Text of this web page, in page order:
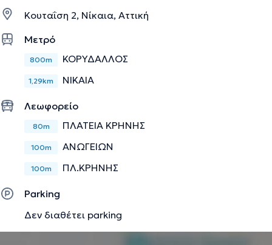
πιστά σύγχρονα και ενδεδειγμένα πρωτόκολλα
αντιμετώπισης.
επαληθευμένες πληροφορίες.
Κουταΐση 2, Νίκαια, Αττική
Μετρό
800m ΚΟΡΥΔΑΛΛΟΣ
1,29km ΝΙΚΑΙΑ
Λεωφορείο
80m ΠΛΑΤΕΙΑ ΚΡΗΝΗΣ
100m ΑΝΩΓΕΙΩΝ
100m ΠΛ.ΚΡΗΝΗΣ
Parking
Δεν διαθέτει parking